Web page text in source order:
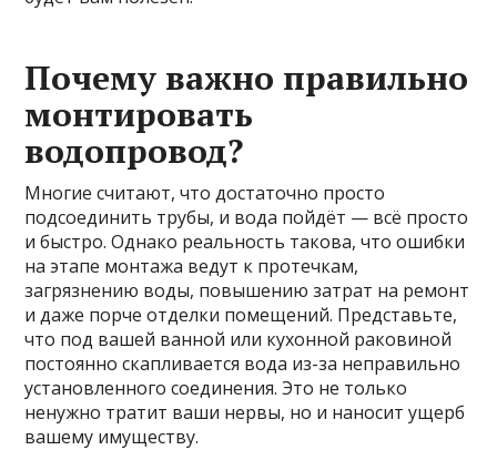
Почему важно правильно
монтировать
водопровод?
Многие считают, что достаточно просто
подсоединить трубы, и вода пойдёт — всё просто
и быстро. Однако реальность такова, что ошибки
на этапе монтажа ведут к протечкам,
загрязнению воды, повышению затрат на ремонт
и даже порче отделки помещений. Представьте,
что под вашей ванной или кухонной раковиной
постоянно скапливается вода из-за неправильно
установленного соединения. Это не только
ненужно тратит ваши нервы, но и наносит ущерб
вашему имуществу.